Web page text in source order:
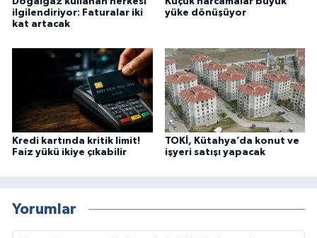
ilgilendiriyor: Faturalar iki
kat artacak
yüke dönüşüyor
Kredi kartında kritik limit!
Faiz yükü ikiye çıkabilir
TOKİ, Kütahya’da konut ve
işyeri satışı yapacak
Yorumlar